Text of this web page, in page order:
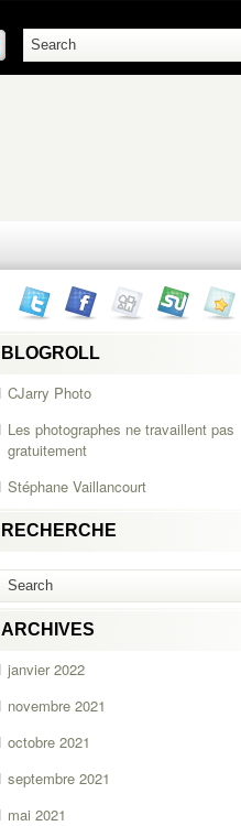
BLOGROLL
CJarry Photo
Les photographes ne travaillent pas
gratuitement
Stéphane Vaillancourt
RECHERCHE
ARCHIVES
janvier 2022
novembre 2021
octobre 2021
septembre 2021
mai 2021